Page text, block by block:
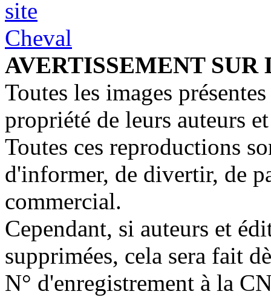
AVERTISSEMENT
Toutes les images
propriété de leurs auteurs
Toutes ces reproductions
d'informer, de divertir, de
commercial.
Cependant, si auteurs et
supprimées, cela sera fait
N° d'enregistrement à la